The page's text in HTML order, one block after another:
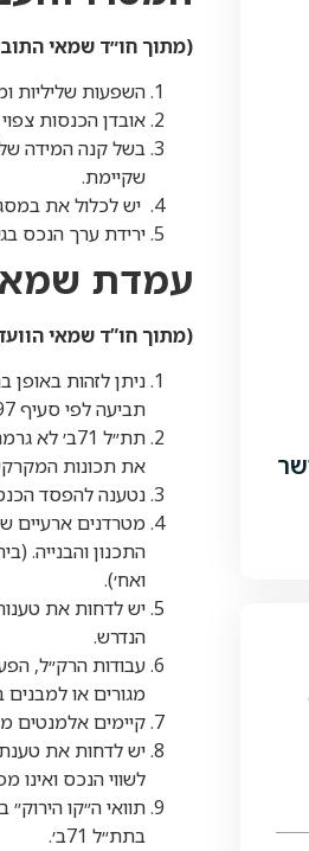
(מתוך חו״ד שמאי
השפעות שליליות
אובדן הכנסות צפוי של 80% בתקופת העבודות
שקיימת.
יש לכלול את
ירידת ערך הנכס בגין פגיעה
עמדת שמאי
(מתוך חו”ד שמאי
ניתן לזהות באופן
תביעה לפי סעיף 197 לחוק התו״ב בגין אישור התמ״א.
את תכונות
נטענה להפסד הכנסות צפוי של 80%, נטענה
ואח׳).
יש לדחות את
הנדרש.
עבודות הרק״ל,
מגורים או
קיימים אלמנטים משביחים מכוחה
יש לדחות את טענת
לשווי הנכס ואינו
בתת״ל 71ב׳.